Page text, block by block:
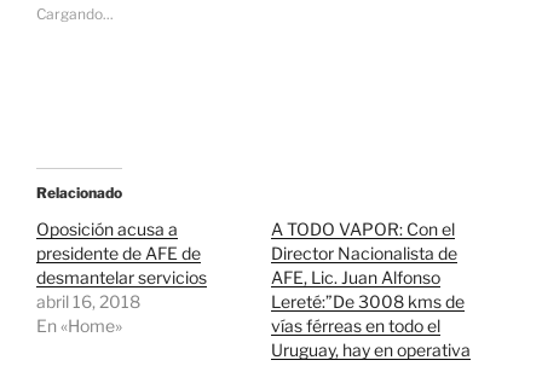
a
i
r
n
T
w
i
t
t
e
r
n
F
a
c
e
b
Cargando...
Relacionado
Oposición acusa a
presidente de AFE de
desmantelar servicios
abril 16, 2018
En «Home»
A TODO VAPOR: Con el
Director Nacionalista de
AFE, Lic. Juan Alfonso
Lereté:”De 3008 kms de
vías férreas en todo el
Uruguay, hay en operativa